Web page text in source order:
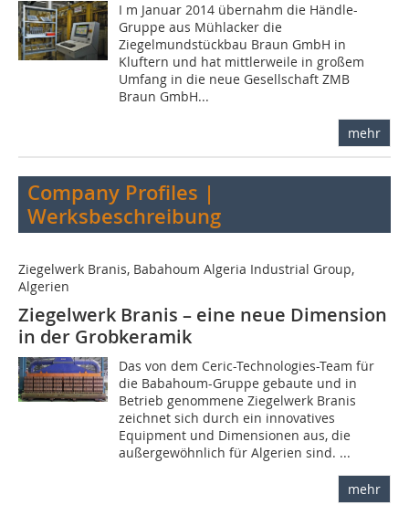
I m Januar 2014 übernahm die Händle-
Gruppe aus Mühlacker die
Ziegelmundstückbau Braun GmbH in
Kluftern und hat mittlerweile in großem
Umfang in die neue Gesellschaft ZMB
Braun GmbH...
mehr
Company Profiles |
Werksbeschreibung
Ziegelwerk Branis, Babahoum Algeria Industrial Group,
Algerien
Ziegelwerk Branis – eine neue Dimension
in der Grobkeramik
Das von dem Ceric-Technologies-Team für
die Babahoum-Gruppe gebaute und in
Betrieb genommene Ziegelwerk Branis
zeichnet sich durch ein innovatives
Equipment und Dimensionen aus, die
außergewöhnlich für Algerien sind. ...
mehr